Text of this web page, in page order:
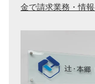
金で請求業務・情